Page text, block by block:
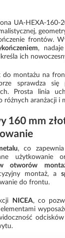
UA-HEXA-160-
frontów.
,
ich
do montażu na
sprawdza się
Prosta linia
różnych aranżacji i
160 mm
, co
użytkowanie
otworów
montaż, a
do frontu.
NICEA, co